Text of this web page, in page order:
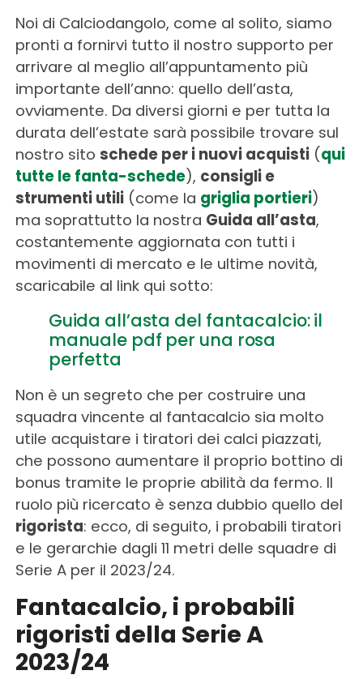
Noi di Calciodangolo, come al solito, siamo
pronti a fornirvi tutto il nostro supporto per
arrivare al meglio all’appuntamento più
importante dell’anno: quello dell’asta,
ovviamente. Da diversi giorni e per tutta la
durata dell’estate sarà possibile trovare sul
nostro sito schede per i nuovi acquisti(qui
tutte le fanta-schede), consigli e
strumenti utili(come la griglia portieri)
ma soprattutto la nostra Guida all’asta,
costantemente aggiornata con tutti i
movimenti di mercato e le ultime novità,
scaricabile al link qui sotto:
Guida all’asta del fantacalcio: il
manuale pdf per una rosa
perfetta
Non è un segreto che per costruire una
squadra vincente al fantacalcio sia molto
utile acquistare i tiratori dei calci piazzati,
che possono aumentare il proprio bottino di
bonus tramite le proprie abilità da fermo. Il
ruolo più ricercato è senza dubbio quello del
rigorista: ecco, di seguito, i probabili tiratori
e le gerarchie dagli 11 metri delle squadre di
Serie A per il 2023/24.
Fantacalcio, i probabili
rigoristi della Serie A
2023/24